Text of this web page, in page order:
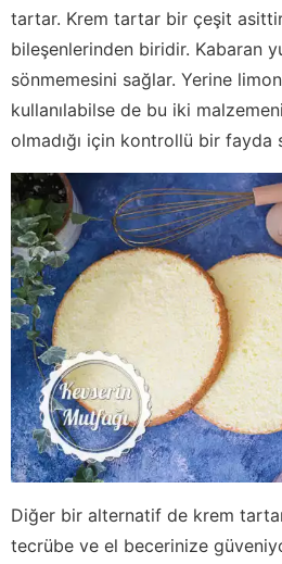
tartar. Krem tartar bir çeşit
bileşenlerinden biridir. Kabaran
sönmemesini sağlar. Yerine
kullanılabilse de bu iki
olmadığı için kontrollü bir fayda
Diğer bir alternatif de krem
tecrübe ve el becerinize